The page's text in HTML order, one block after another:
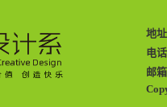
地
电
邮